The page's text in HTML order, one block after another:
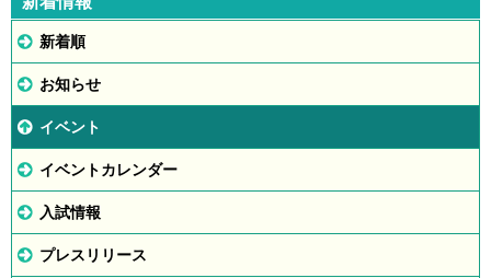
新着順
お知らせ
イベント
イベントカレンダー
入試情報
プレスリリース